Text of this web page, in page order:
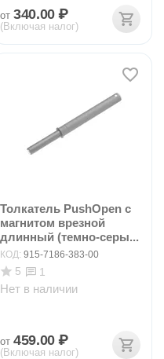
от 340.00 ₽
(Включая налог)
Толкатель PushOpen с
магнитом врезной
длинный (темно-серы...
КОД: 915-7186-383-00
5 1
Нет в наличии
от 459.00 ₽
(Включая налог)